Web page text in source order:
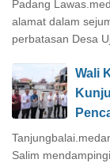
Padang
alamat dalam
perbatasan Desa
Wali
Salim